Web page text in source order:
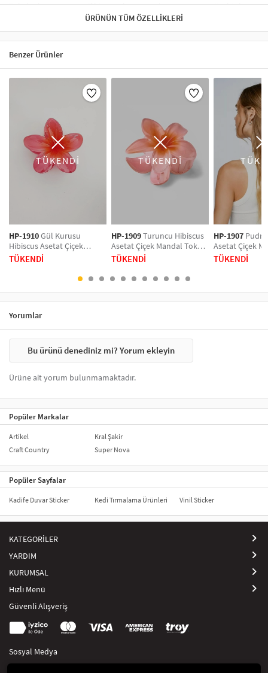
Tokalar her zaman zarif bir saç aksesuarı olmuştur ve en güzel toka
modelini bulmak bazen çok zordur. Aradığınız her çeşit
en uygun fiyatlarla bulmak için doğru adres Artikeldeko.com.tr
Saç aksesuarları, kişisel stilinize zarif bir dokunuş katacak önemli
aksesuarlardır. Artikeldeko'nun sunduğu taçlar, saç bantları, lastik
tokalar ve diğer saç aksesuarları, her türlü saç tipine ve tarza uygun
seçenekler sunar. İnce lastik tokalar, sade ve şık bir görünüm
sağlarken, kalın lastik tokalar ise hacimli ve gösterişli bir stil yaratır.
Saç taçları, gelinliklerden günlük kombinlere kadar her türlü etkinlikte
rahatlıkla kullanılabilir. Farklı renk ve tasarımlarıyla saç aksesuarları,
stilinize son dokunuşu yapar.
Günlük kullanımda saçınızı derleyip toparlarken, özel günlerde ise saç
aksesuarlarıyla şıklığınızı vurgulayabilirsiniz. Saç aksesuarları, saç
modelinizin öne çıkmasını sağlar ve görünümünüze zarif bir hava
katar. Tarzınızı tamamlayacak saç aksesuarlarını hemen şimdi
ÜRÜNÜN TÜM ÖZELLIKLERI
Benzer Ürünler
TÜKENDİ
HP-1910Gül Kurusu
Hibiscus Asetat Çiçek
Mandal Toka Orta Boy
TÜKENDİ
TÜKENDİ
HP-1909Turuncu Hibiscus
Asetat Çiçek Mandal Toka
Orta Boy
TÜKENDİ
HP-1907
Asetat Çiçek
Orta Boy
TÜKENDİ
Yorumlar
Bu ürünü denediniz mi? Yorum ekleyin
Ürüne ait yorum bulunmamaktadır.
Popüler Markalar
Artikel
Craft Country
Kral Şakir
Super Nova
Popüler Sayfalar
Kadife Duvar Sticker Kedi Tırmalama Ürünleri Vinil Sticker
KATEGORİLER
YARDIM
KURUMSAL
Hızlı Menü
Güvenli Alışveriş
Sosyal Medya